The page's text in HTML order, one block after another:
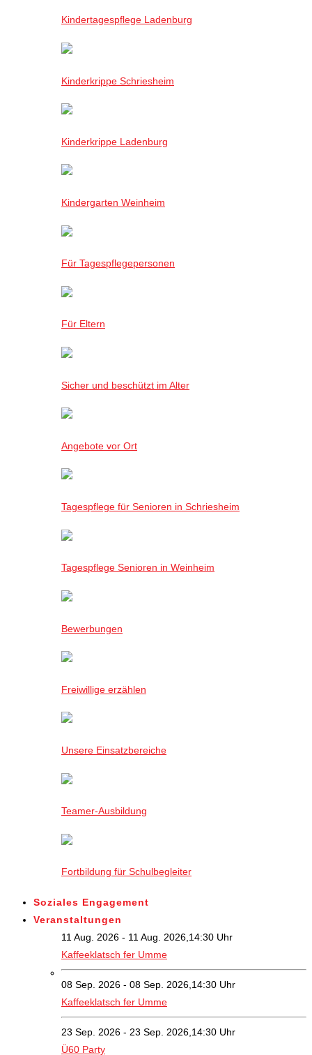
Kindertagespflege Ladenburg
Kinderkrippe Schriesheim
Kinderkrippe Ladenburg
Kindergarten Weinheim
Für Tagespflegepersonen
Für Eltern
Sicher und beschützt im Alter
Angebote vor Ort
Tagespflege für Senioren in Schriesheim
Tagespflege Senioren in Weinheim
Bewerbungen
Freiwillige erzählen
Unsere Einsatzbereiche
Teamer-Ausbildung
Fortbildung für Schulbegleiter
Soziales Engagement
Veranstaltungen
11 Aug. 2026 - 11 Aug. 2026,14:30 Uhr
Kaffeeklatsch fer Umme
08 Sep. 2026 - 08 Sep. 2026,14:30 Uhr
Kaffeeklatsch fer Umme
23 Sep. 2026 - 23 Sep. 2026,14:30 Uhr
Ü60 Party